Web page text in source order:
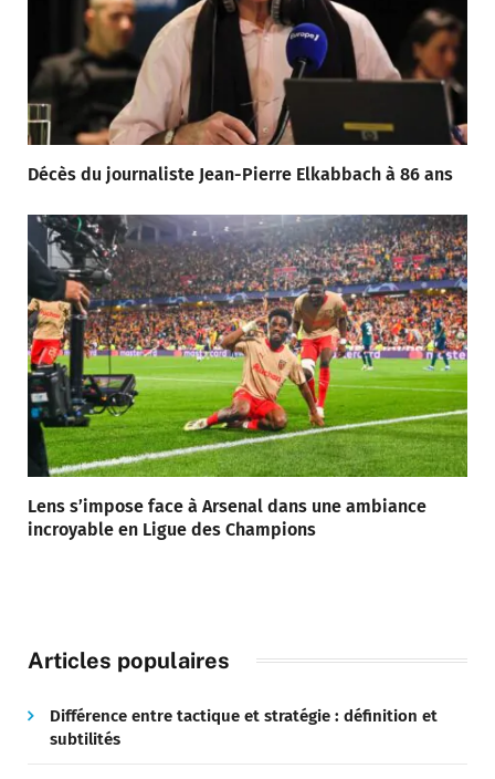
Décès du journaliste Jean-Pierre Elkabbach à 86 ans
Lens s’impose face à Arsenal dans une ambiance
incroyable en Ligue des Champions
Articles populaires
Différence entre tactique et stratégie : définition et
subtilités